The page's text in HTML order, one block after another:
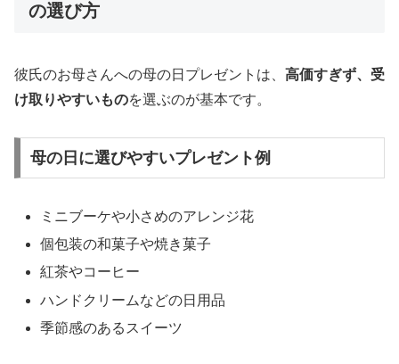
の選び方
彼氏のお母さんへの母の日プレゼントは、 高価すぎず、受
け取りやすいものを選ぶのが基本です。
母の日に選びやすいプレゼント例
ミニブーケや小さめのアレンジ花
個包装の和菓子や焼き菓子
紅茶やコーヒー
ハンドクリームなどの日用品
季節感のあるスイーツ